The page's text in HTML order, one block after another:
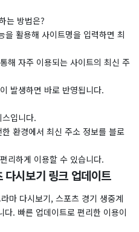
는 방법은?
활용해 사이트명을 입력하면 최
해 자주 이용되는 사이트의 최신 주
발생하면 바로 반영됩니다.
입니다.
환경에서 최신 주소 정보를 블로
리하게 이용할 수 있습니다.
시보기 링크 업데이트
마 다시보기, 스포츠 경기 생중계
. 빠른 업데이트로 편리한 이용이